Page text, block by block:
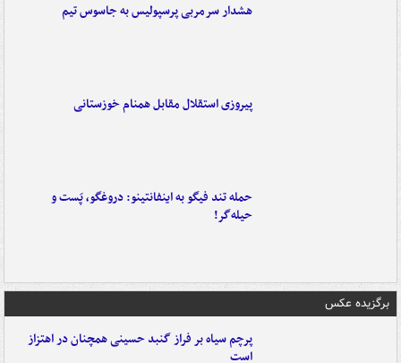
هشدار سرمربی پرسپولیس به جاسوس تیم
پیروزی استقلال مقابل همنام خوزستانی
حمله تند فیگو به اینفانتینو: دروغگو، پَست‌ و
حیله‌گر!
برگزیده عکس
پرچم سیاه بر فراز گنبد حسینی همچنان در اهتزاز
است